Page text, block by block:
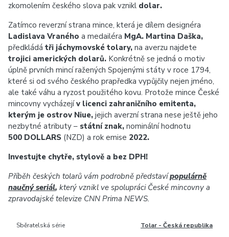
zkomolením českého slova pak vznikl dolar.
Zatímco reverzní strana mince, která je dílem designéra
Ladislava Vraného a medailéra MgA. Martina Daška,
předkládá tři jáchymovské tolary, na averzu najdete
trojici amerických dolarů. Konkrétně se jedná o motiv
úplně prvních mincí ražených Spojenými státy v roce 1794,
které si od svého českého prapředka vypůjčily nejen jméno,
ale také váhu a ryzost použitého kovu. Protože mince České
mincovny vycházejív licenci zahraničního emitenta,
kterým je ostrov Niue, jejich averzní strana nese ještě jeho
nezbytné atributy – státní znak, nominální hodnotu
500 DOLLARS (NZD) a rok emise 2022.
Investujte chytře, stylově a bez DPH!
Příběh českých tolarů vám podrobně představípopulárně
naučný seriál, který vznikl ve spolupráci České mincovny a
zpravodajské televize CNN Prima NEWS.
Sběratelská série Tolar - Česká republika